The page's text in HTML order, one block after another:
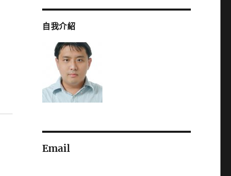
自我介紹
Email